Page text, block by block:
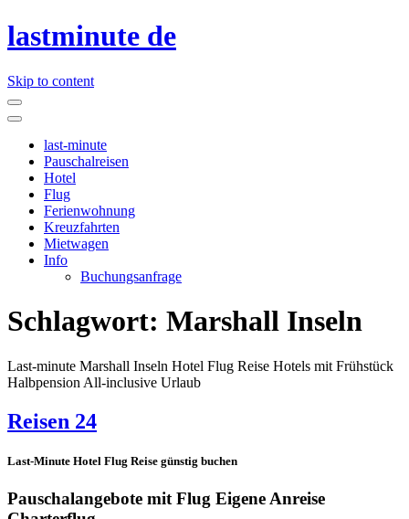
lastminute de
Skip to content
last-minute
Pauschalreisen
Hotel
Flug
Ferienwohnung
Kreuzfahrten
Mietwagen
Info
Buchungsanfrage
Schlagwort: Marshall Inseln
Last-minute Marshall Inseln Hotel Flug Reise Hotels mit Frühstück
Halbpension All-inclusive Urlaub
Reisen 24
Last-Minute Hotel Flug Reise günstig buchen
Pauschalangebote mit Flug Eigene Anreise